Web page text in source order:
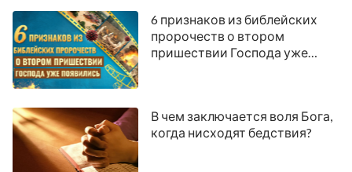
6 признаков из библейских
пророчеств о втором
пришествии Господа уже
В чем заключается воля Бога,
когда нисходят бедствия?